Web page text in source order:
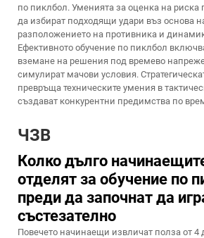
по пиклбол. Уменията за оценка на риска
да избират подходящи удари въз основа
разположението на противника и
Ефективното обучение по пиклбол
вземане на решения под времево
симулират мачови условия.
превръща техническите умения в
създават конкурентни предимства по
ЧЗВ
Колко дълго
отделят за обучение по
преди да започнат да
състезателно
Повечето начинаещи извличат полза от 4